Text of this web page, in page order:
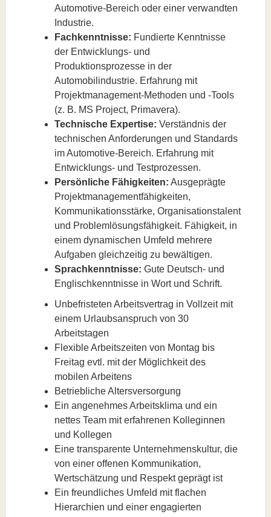
Automotive-Bereich oder einer verwandten
Industrie.
Fachkenntnisse: Fundierte Kenntnisse
der Entwicklungs- und
Produktionsprozesse in der
Automobilindustrie. Erfahrung mit
Projektmanagement-Methoden und -Tools
(z. B. MS Project, Primavera).
Technische Expertise: Verständnis der
technischen Anforderungen und Standards
im Automotive-Bereich. Erfahrung mit
Entwicklungs- und Testprozessen.
Persönliche Fähigkeiten: Ausgeprägte
Projektmanagementfähigkeiten,
Kommunikationsstärke, Organisationstalent
und Problemlösungsfähigkeit. Fähigkeit, in
einem dynamischen Umfeld mehrere
Aufgaben gleichzeitig zu bewältigen.
Sprachkenntnisse: Gute Deutsch- und
Englischkenntnisse in Wort und Schrift.
Unbefristeten Arbeitsvertrag in Vollzeit mit
einem Urlaubsanspruch von 30
Arbeitstagen
Flexible Arbeitszeiten von Montag bis
Freitag evtl. mit der Möglichkeit des
mobilen Arbeitens
Betriebliche Altersversorgung
Ein angenehmes Arbeitsklima und ein
nettes Team mit erfahrenen Kolleginnen
und Kollegen
Eine transparente Unternehmenskultur, die
von einer offenen Kommunikation,
Wertschätzung und Respekt geprägt ist
Ein freundliches Umfeld mit flachen
Hierarchien und einer engagierten